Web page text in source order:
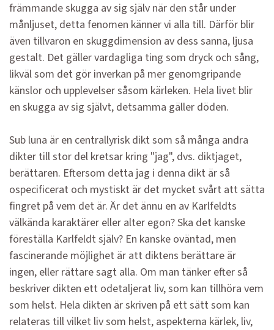
främmande skugga av sig själv när den står under
månljuset, detta fenomen känner vi alla till. Därför blir
även tillvaron en skuggdimension av dess sanna, ljusa
gestalt. Det gäller vardagliga ting som dryck och sång,
likväl som det gör inverkan på mer genomgripande
känslor och upplevelser såsom kärleken. Hela livet blir
en skugga av sig självt, detsamma gäller döden.
Sub luna är en centrallyrisk dikt som så många andra
dikter till stor del kretsar kring "jag", dvs. diktjaget,
berättaren. Eftersom detta jag i denna dikt är så
ospecificerat och mystiskt är det mycket svårt att sätta
fingret på vem det är. Är det ännu en av Karlfeldts
välkända karaktärer eller alter egon? Ska det kanske
föreställa Karlfeldt själv? En kanske oväntad, men
fascinerande möjlighet är att diktens berättare är
ingen, eller rättare sagt alla. Om man tänker efter så
beskriver dikten ett odetaljerat liv, som kan tillhöra vem
som helst. Hela dikten är skriven på ett sätt som kan
relateras till vilket liv som helst, aspekterna kärlek, liv,